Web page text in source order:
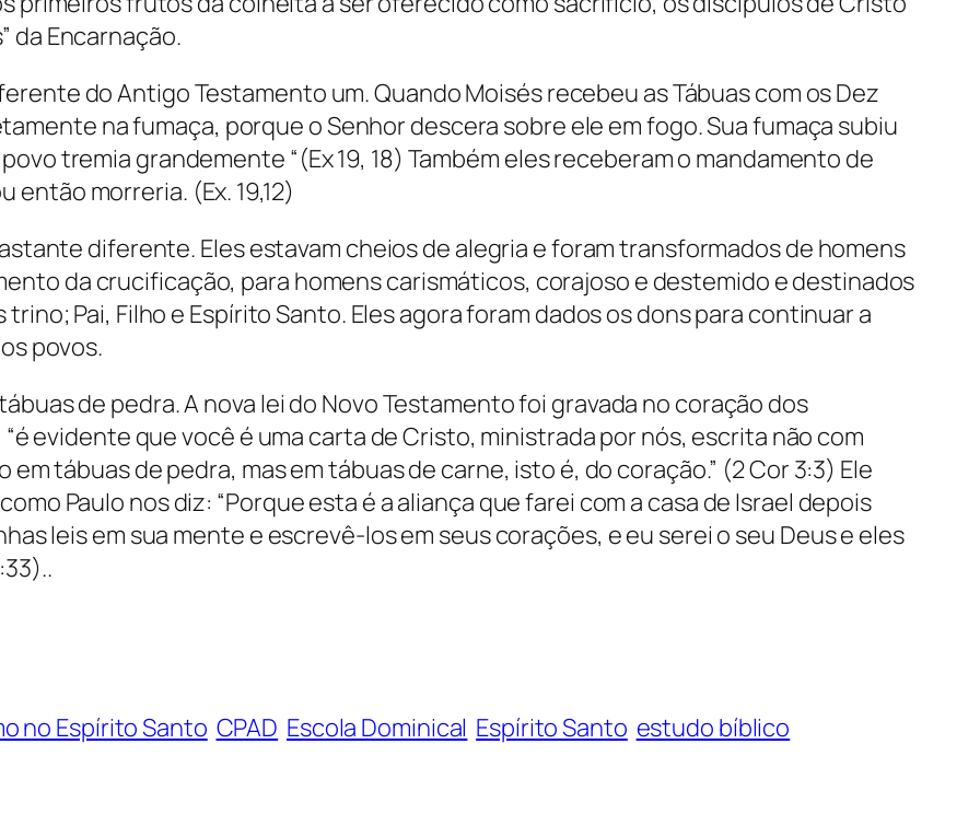
da Encarnação.
do Antigo Testamento um. Quando Moisés recebeu as Tábuas com os Dez
na fumaça, porque o Senhor descera sobre ele em fogo. Sua fumaça subiu
tremia grandemente “(Ex 19, 18) Também eles receberam o mandamento de
morreria. (Ex. 19,12)
diferente. Eles estavam cheios de alegria e foram transformados de homens
da crucificação, para homens carismáticos, corajoso e destemido e destinados
Pai, Filho e Espírito Santo. Eles agora foram dados os dons para continuar a
povos.
de pedra. A nova lei do Novo Testamento foi gravada no coração dos
evidente que você é uma carta de Cristo, ministrada por nós, escrita não com
tábuas de pedra, mas em tábuas de carne, isto é, do coração.” (2 Cor 3:3) Ele
Paulo nos diz: “Porque esta é a aliança que farei com a casa de Israel depois
leis em sua mente e escrevê-los em seus corações, e eu serei o seu Deus e eles
no Espírito Santo CPAD Escola Dominical Espírito Santo estudo bíblico